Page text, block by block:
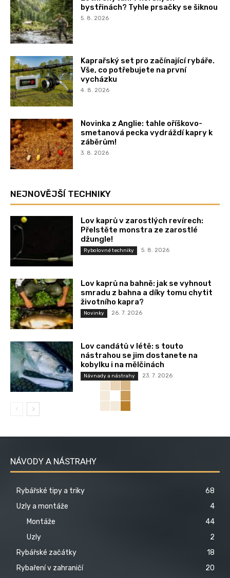
bystřinách? Tyhle prsačky se šiknou
5. 8. 2026
Kaprařský set pro začínající rybáře.
Vše, co potřebujete na první
vycházku
4. 8. 2026
Novinka z Anglie: tahle oříškovo-
smetanová pecka vydráždí kapry k
záběrům!
3. 8. 2026
NEJNOVĚJŠÍ TECHNIKY
Lov kaprů v zarostlých revírech:
Přelstěte monstra ze zarostlé
džungle!
Rybolovné techniky 5. 8. 2026
Lov kaprů na bahně: jak se vyhnout
smradu z bahna a díky tomu chytit
životního kapra?
Novinky 26. 7. 2026
Lov candátů v létě: s touto
nástrahou se jim dostanete na
kobylku i na mělčinách
Návnady a nástrahy 23. 7. 2026
NÁVODY A NÁSTRAHY
Rybářské tipy a triky
68
Uzly a montáže
4
Montáže
44
Uzly
2
Rybářské začátky
18
Rybaření v zahraničí
20